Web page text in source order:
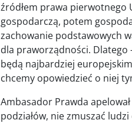
źródłem prawa pierwotnego
gospodarczą, potem
zachowanie podstawowych
dla praworządności. Dlatego
będą najbardziej
chcemy opowiedzieć o niej
Ambasador Prawda
podziałów, nie zmuszać